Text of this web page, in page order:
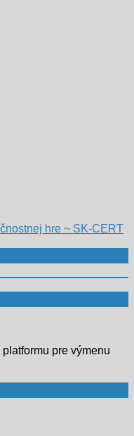
hre ~ SK-CERT
pre výmenu